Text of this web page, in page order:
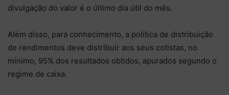
divulgação do valor é o último dia útil do mês.
Além disso, para conhecimento, a política de distribuição
de rendimentos deve distribuir aos seus cotistas, no
mínimo, 95% dos resultados obtidos, apurados segundo o
regime de caixa.